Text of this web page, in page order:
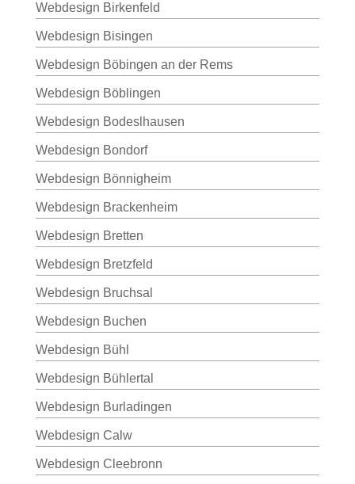
Webdesign Birkenfeld
Webdesign Bisingen
Webdesign Böbingen an der Rems
Webdesign Böblingen
Webdesign Bodeslhausen
Webdesign Bondorf
Webdesign Bönnigheim
Webdesign Brackenheim
Webdesign Bretten
Webdesign Bretzfeld
Webdesign Bruchsal
Webdesign Buchen
Webdesign Bühl
Webdesign Bühlertal
Webdesign Burladingen
Webdesign Calw
Webdesign Cleebronn